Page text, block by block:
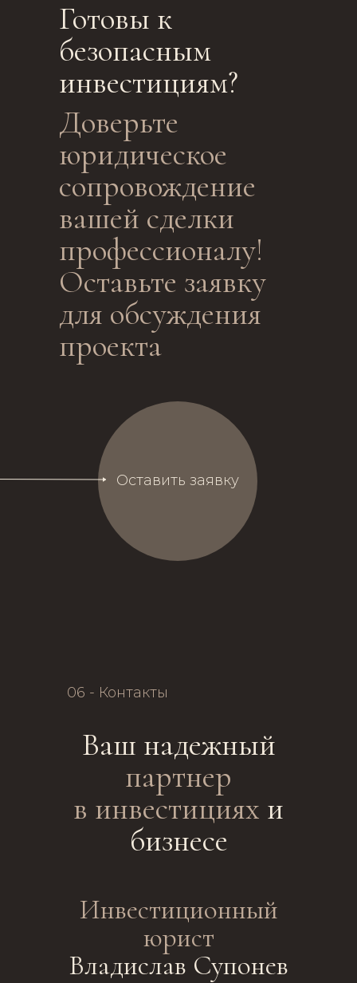
Готовы к
безопасным
инвестициям?
Доверьте
юридическое
сопровождение
вашей сделки
профессионалу!
Оставьте заявку
для обсуждения
проекта
Оставить заявку
Инвестиционный
юрист
Владислав Супонев
Ваш надежный
партнер
в инвестициях и
бизнесе
06 - Контакты